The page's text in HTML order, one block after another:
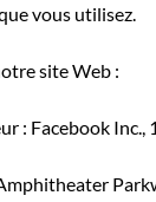
vous utilisez.
site Web :
: Facebook